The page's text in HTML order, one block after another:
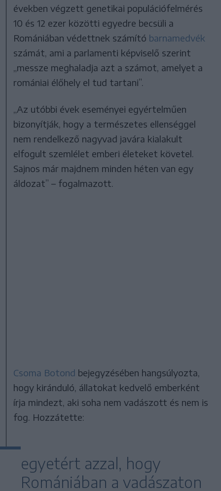
években végzett genetikai populációfelmérés
10 és 12 ezer közötti egyedre becsüli a
Romániában védettnek számító barnamedvék
számát, ami a parlamenti képviselő szerint
„messze meghaladja azt a számot, amelyet a
romániai élőhely el tud tartani”.
„Az utóbbi évek eseményei egyértelműen
bizonyítják, hogy a természetes ellenséggel
nem rendelkező nagyvad javára kialakult
elfogult szemlélet emberi életeket követel.
Sajnos már majdnem minden héten van egy
áldozat” – fogalmazott.
Csoma Botond bejegyzésében hangsúlyozta,
hogy kiránduló, állatokat kedvelő emberként
írja mindezt, aki soha nem vadászott és nem is
fog. Hozzátette:
egyetért azzal, hogy
Romániában a vadászaton